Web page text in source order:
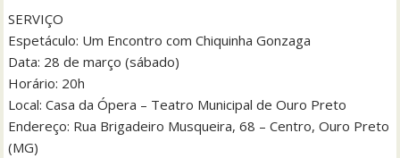
SERVIÇO
Espetáculo: Um Encontro com Chiquinha Gonzaga
Data: 28 de março (sábado)
Horário: 20h
Local: Casa da Ópera – Teatro Municipal de Ouro Preto
Endereço: Rua Brigadeiro Musqueira, 68 – Centro, Ouro Preto
(MG)